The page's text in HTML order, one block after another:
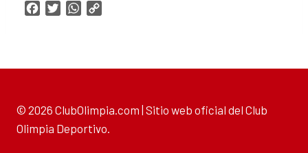
b
k
t
W
s
p
L
k
© 2026 ClubOlimpia.com | Sitio web oficial del Club
Olimpia Deportivo.